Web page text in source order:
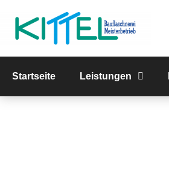
Startseite Leistungen